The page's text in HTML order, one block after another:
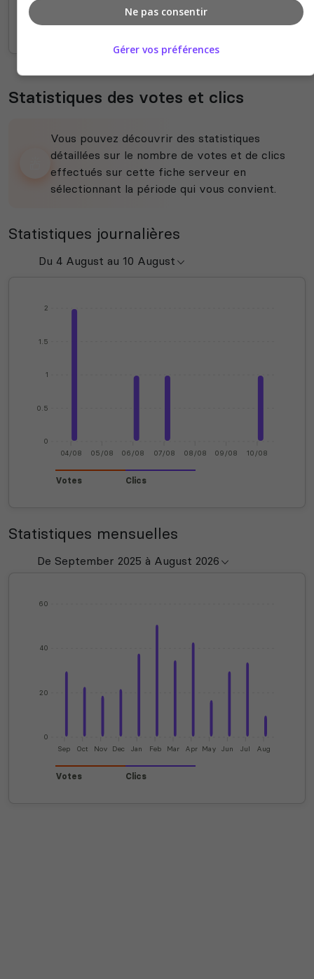
14h 16h 18h 20h 22h 00h 02h 04h 06h 08h 10h 12h 14h
Statistiques des votes et clics
Vous pouvez découvrir des statistiques
détaillées sur le nombre de votes et de clics
effectués sur cette fiche serveur en
sélectionnant la période qui vous convient.
Statistiques journalières
0
0.5
1
1.5
2
04/08 05/08 06/08 07/08 08/08 09/08 10/08
Votes Clics
Statistiques mensuelles
0
20
40
60
Sep Oct Nov Dec Jan Feb Mar Apr May Jun Jul Aug
Votes Clics
Ne pas consentir
Gérer vos préférences